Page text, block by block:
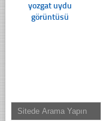
yozgat uydu
görüntüsü